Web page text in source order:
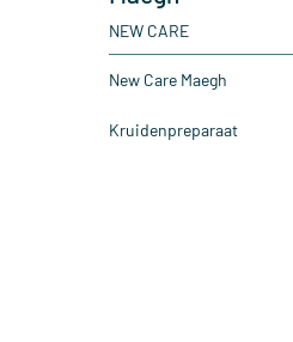
NEW CARE
New Care Maegh
Kruidenpreparaat